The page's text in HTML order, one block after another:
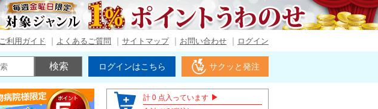
ご利用ガイド よくあるご質問 サイトマップ お問い合わせ ログイン
ログインはこちら サクッと発注
計 0 点入っています ▶